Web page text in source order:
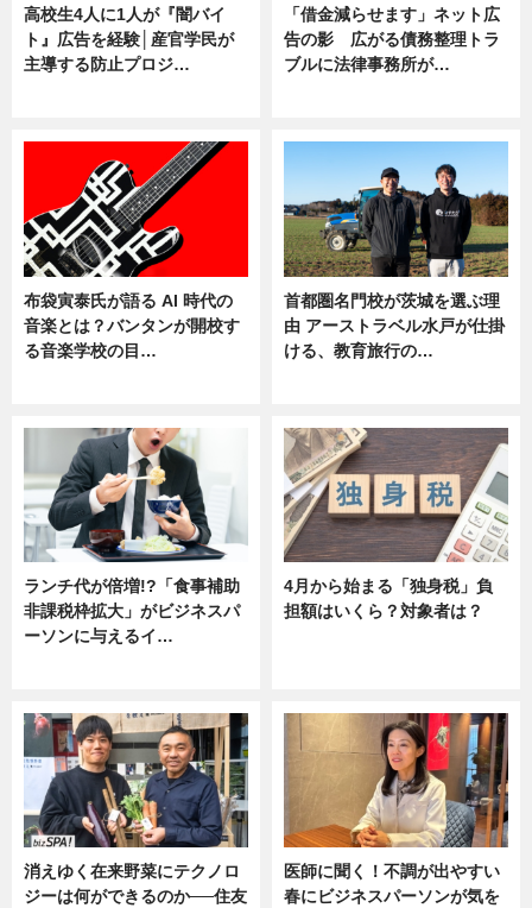
高校生4人に1人が『闇バイ
ト』広告を経験│産官学民が
主導する防止プロジ…
「借金減らせます」ネット広
告の影 広がる債務整理トラ
ブルに法律事務所が…
布袋寅泰氏が語る AI 時代の
音楽とは？バンタンが開校す
る音楽学校の目…
首都圏名門校が茨城を選ぶ理
由 アーストラベル水戸が仕掛
ける、教育旅行の…
ランチ代が倍増!?「食事補助
非課税枠拡大」がビジネスパ
ーソンに与えるイ…
4月から始まる「独身税」負
担額はいくら？対象者は？
消えゆく在来野菜にテクノロ
ジーは何ができるのか──住友
医師に聞く！不調が出やすい
春にビジネスパーソンが気を